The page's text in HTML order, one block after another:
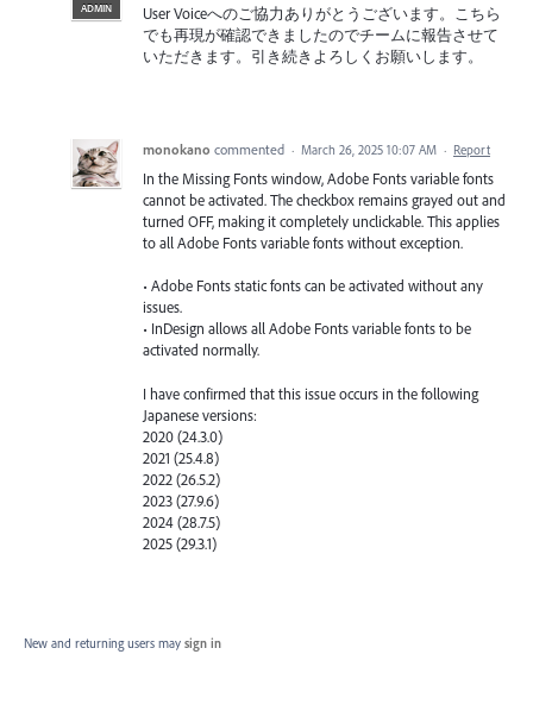
ADMIN
User Voiceへのご協力ありがとうございます。こちら
でも再現が確認できましたのでチームに報告させて
いただきます。引き続きよろしくお願いします。
monokano commented · March 26, 2025 10:07 AM · Report
In the Missing Fonts window, Adobe Fonts variable fonts
cannot be activated. The checkbox remains grayed out and
turned OFF, making it completely unclickable. This applies
to all Adobe Fonts variable fonts without exception.
• Adobe Fonts static fonts can be activated without any
issues.
• InDesign allows all Adobe Fonts variable fonts to be
activated normally.
I have confirmed that this issue occurs in the following
Japanese versions:
2020 (24.3.0)
2021 (25.4.8)
2022 (26.5.2)
2023 (27.9.6)
2024 (28.7.5)
2025 (29.3.1)
New and returning users may sign in